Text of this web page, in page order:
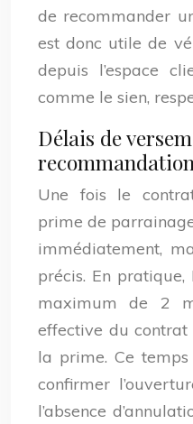
de recommander
est donc utile de
depuis l’espace
comme le sien,
Délais de
recommandation
Une fois le
prime de
immédiatement,
précis. En
maximum de 2
effective du
la prime. Ce
confirmer
l’absence